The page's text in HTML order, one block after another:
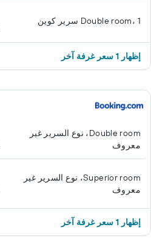
Double room، 1 سرير كوين
إظهار 1 سعر غرفة آخر
Double room، نوع السرير غير
معروف
Superior room، نوع السرير غير
معروف
إظهار 1 سعر غرفة آخر